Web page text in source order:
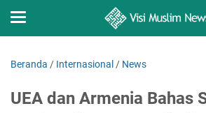
Beranda / Internasional / News
UEA dan Armenia Bahas